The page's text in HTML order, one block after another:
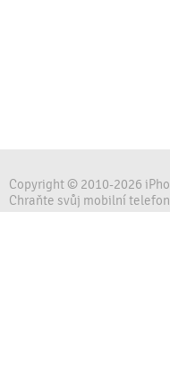
Copyright © 2010-2026
Chraňte svůj mobilní